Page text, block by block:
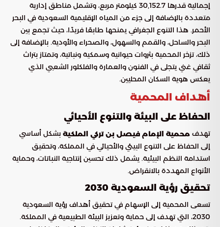
إجمالية قدرها 30,152.7 كيلومتر مربع، وتشمل مناطق إدارية
متعددة بالإضافة إلى جزء من المياه الإقليمية السعودية في البحر
الأحمر. هذا التنوع الجغرافي يمنحها طابعًا فريدًا، حيث تجمع بين
البحر والساحل، والقمم والسهول، والصحراء والأودية. بالإضافة إلى
ذلك، تزخر المحمية بثروات حيوانية وسمكية ونباتية، وتمتاز بتراث
ثقافي غني يتجلى في الفنون والعمارة والفلكلور الشعبي الذي
يعكس هوية السكان المحليين.
أهداف المحمية
الحفاظ على البيئة والتنوع الأحيائي
تهدف محمية الإمام فيصل بن تركي الملكية بشكل أساسي
إلى الحفاظ على التنوع البيئي والأحيائي في المملكة، وتحقيق
استدامة النظم البيئية. يشمل ذلك تحسين إنتاجية النباتات، وحماية
الأنواع المهددة بالانقراض.
تحقيق رؤية السعودية 2030
تسعى المحمية إلى الإسهام في تحقيق أهداف رؤية السعودية
2030، التي تهدف إلى حماية وتعزيز البيئة الطبيعية في المملكة.